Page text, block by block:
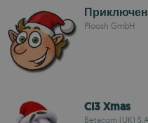
Ploosh GmbH
CI3 Xmas
Betacom (UK)